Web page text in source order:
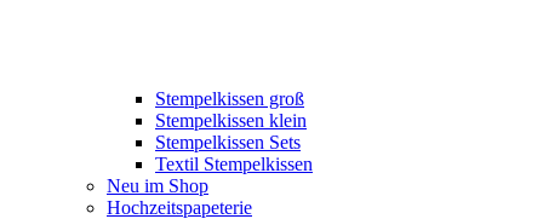
Stempelkissen groß
Stempelkissen klein
Stempelkissen Sets
Textil Stempelkissen
Neu im Shop
Hochzeitspapeterie